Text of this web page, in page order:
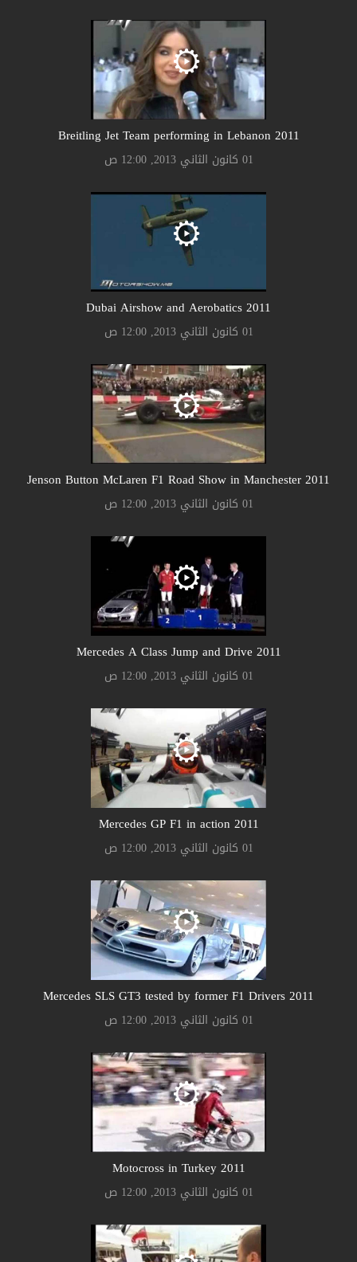
2011 Breitling Jet Team performing in Lebanon
01 كانون الثاني 2013, 12:00 ص
2011 Dubai Airshow and Aerobatics
01 كانون الثاني 2013, 12:00 ص
2011 Jenson Button McLaren F1 Road Show in Manchester
01 كانون الثاني 2013, 12:00 ص
2011 Mercedes A Class Jump and Drive
01 كانون الثاني 2013, 12:00 ص
2011 Mercedes GP F1 in action
01 كانون الثاني 2013, 12:00 ص
2011 Mercedes SLS GT3 tested by former F1 Drivers
01 كانون الثاني 2013, 12:00 ص
2011 Motocross in Turkey
01 كانون الثاني 2013, 12:00 ص